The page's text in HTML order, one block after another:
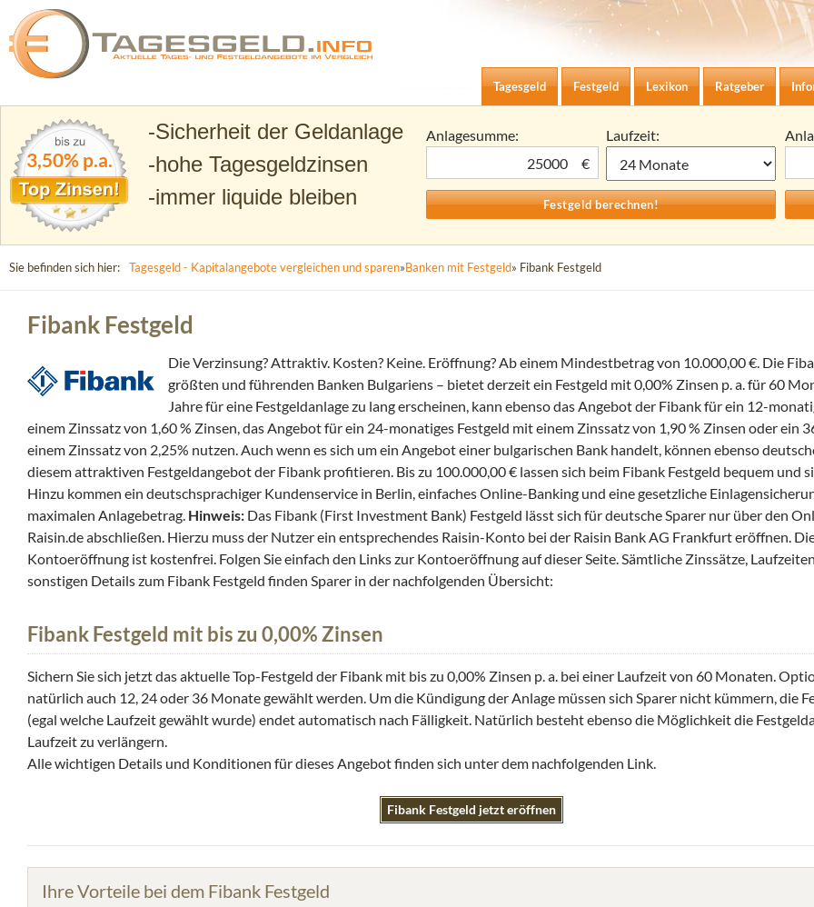
Tagesgeld.info – Tagesgeldkonten vergleichen und Tagesgeld-Zinsen berechnen
Zum Inhalt springen
Tagesgeld
Festgeld Lexikon Ratgeber
3,50% p.a.
Sicherheit der Geldanlage
hohe Tagesgeldzinsen
immer liquide bleiben
Anlagesumme:
€
Laufzeit:
Sie befinden sich hier: Tagesgeld - Kapitalangebote vergleichen und sparen»Banken mit Festgeld» Fibank Festgeld
Fibank Festgeld
Die Verzinsung? Attraktiv. Kosten? Keine. Eröffnung? Ab einem Mindestbetrag von 10.000,00 €. Die
größten und führenden Banken Bulgariens – bietet derzeit ein Festgeld mit 0,00% Zinsen p. a. für 60
Jahre für eine Festgeldanlage zu lang erscheinen, kann ebenso das Angebot der Fibank für ein 12-
einem Zinssatz von 1,60 % Zinsen, das Angebot für ein 24-monatiges Festgeld mit einem Zinssatz von 1,90 % Zinsen oder ein
einem Zinssatz von 2,25% nutzen. Auch wenn es sich um ein Angebot einer bulgarischen Bank handelt, können ebenso
diesem attraktiven Festgeldangebot der Fibank profitieren. Bis zu 100.000,00 € lassen sich beim Fibank Festgeld bequem und
Hinzu kommen ein deutschsprachiger Kundenservice in Berlin, einfaches Online-Banking und eine gesetzliche
maximalen Anlagebetrag. Hinweis: Das Fibank (First Investment Bank) Festgeld lässt sich für deutsche Sparer nur über den
Raisin.de abschließen. Hierzu muss der Nutzer ein entsprechendes Raisin-Konto bei der Raisin Bank AG Frankfurt eröffnen.
Kontoeröffnung ist kostenfrei. Folgen Sie einfach den Links zur Kontoeröffnung auf dieser Seite. Sämtliche Zinssätze,
sonstigen Details zum Fibank Festgeld finden Sparer in der nachfolgenden Übersicht:
Fibank Festgeld mit bis zu 0,00% Zinsen
Sichern Sie sich jetzt das aktuelle Top-Festgeld der Fibank mit bis zu 0,00% Zinsen p. a. bei einer Laufzeit von 60 Monaten.
natürlich auch 12, 24 oder 36 Monate gewählt werden. Um die Kündigung der Anlage müssen sich Sparer nicht kümmern, die
(egal welche Laufzeit gewählt wurde) endet automatisch nach Fälligkeit. Natürlich besteht ebenso die Möglichkeit die
Laufzeit zu verlängern.
Alle wichtigen Details und Konditionen für dieses Angebot finden sich unter dem nachfolgenden Link.
Fibank Festgeld jetzt eröffnen
Ihre Vorteile bei dem Fibank Festgeld